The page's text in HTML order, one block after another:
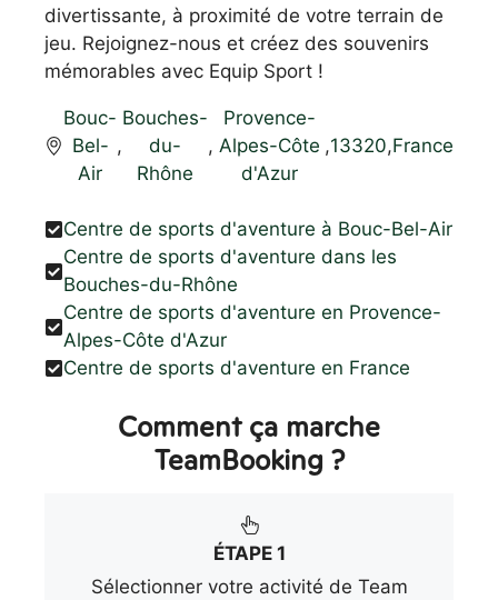
divertissante, à proximité de votre terrain de
jeu. Rejoignez-nous et créez des souvenirs
mémorables avec Equip Sport !
Bouc-
Bel-
Air
,
Bouches-
du-
Rhône
,
Provence-
Alpes-Côte
d'Azur
,13320,France
Centre de sports d'aventure à Bouc-Bel-Air
Centre de sports d'aventure dans les
Bouches-du-Rhône
Centre de sports d'aventure en Provence-
Alpes-Côte d'Azur
Centre de sports d'aventure en France
Comment ça marche
TeamBooking ?
ÉTAPE 1
Sélectionner votre activité de Team